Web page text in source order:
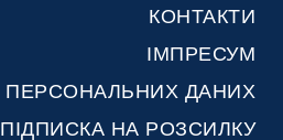
КОНТАКТИ
ІМПРЕСУМ
ПЕРСОНАЛЬНИХ ДАНИХ
ПІДПИСКА НА РОЗСИЛКУ